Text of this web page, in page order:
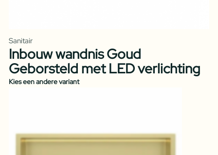
Sanitair
Inbouw wandnis Goud
Geborsteld met LED verlichting
Kies een andere variant